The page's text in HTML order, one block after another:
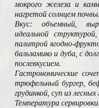
мокрого железа и
нагретой солнцем почвы.
Вкус: объемный,
идеальной
палитрой ягодно-
бальзамико и дуба, с
послевкусием.
Гастрономические
трюфельный бургер,
грудинкой, суп из
Температура